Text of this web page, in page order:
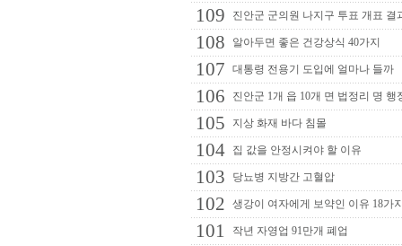
109 진안군 군의원 나지구 투표 개표 결
108 알아두면 좋은 건강상식 40가지
107 대통령 전용기 도입에 얼마나 들까
106 진안군 1개 읍 10개 면 법정리 명 행
105 지상 화재 바다 침몰
104 집 값을 안정시켜야 할 이유
103 당뇨병 지방간 고혈압
102 생강이 여자에게 보약인 이유 18가
101 작년 자영업 91만개 폐업